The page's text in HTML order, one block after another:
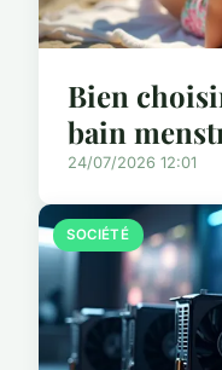
Bien
bain
24/07/2026 12:01
SOCIÉTÉ